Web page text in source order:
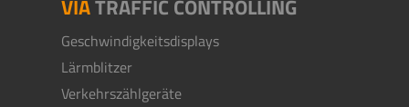
VIATRAFFIC CONTROLLING
Geschwindigkeitsdisplays
Lärmblitzer
Verkehrszählgeräte